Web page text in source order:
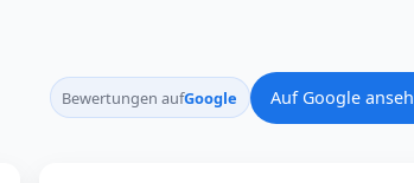
Bewertungen aufGoogle Auf Google